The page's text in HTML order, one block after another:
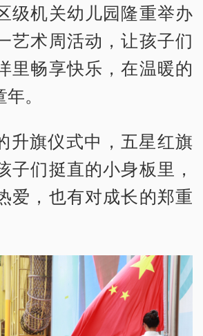
级机关幼儿园隆重举办
艺术周活动，让孩子们
里畅享快乐，在温暖的
。
升旗仪式中，五星红旗
子们挺直的小身板里，
爱，也有对成长的郑重